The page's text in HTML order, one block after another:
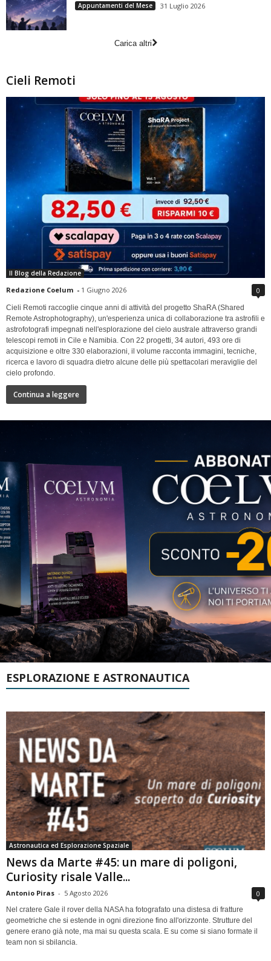
Appuntamenti del Mese 31 Luglio 2026
Carica altri
Cieli Remoti
Il Blog della Redazione
Redazione Coelum - 1 Giugno 2026 0
Cieli Remoti raccoglie cinque anni di attività del progetto ShaRA (Shared
Remote Astrophotography), un'esperienza unica di collaborazione tra astrofili e
astrofotografi impegnati nell'esplorazione del cielo australe attraverso grandi
telescopi remoti in Cile e Namibia. Con 22 progetti, 34 autori, 493 ore di
acquisizione e oltre 330 elaborazioni, il volume racconta immagini, tecniche,
ricerca e lavoro di squadra dietro alcune delle più spettacolari meraviglie del
cielo profondo.
Continua a leggere
ESPLORAZIONE E ASTRONAUTICA
Astronautica ed Esplorazione Spaziale
News da Marte #45: un mare di poligoni,
Curiosity risale Valle...
Antonio Piras - 5 Agosto 2026 0
Nel cratere Gale il rover della NASA ha fotografato una distesa di fratture
geometriche che si estende in ogni direzione fino all'orizzonte. Strutture del
genere erano già note, ma mai su questa scala. E su come si siano formate il
team non si sbilancia.